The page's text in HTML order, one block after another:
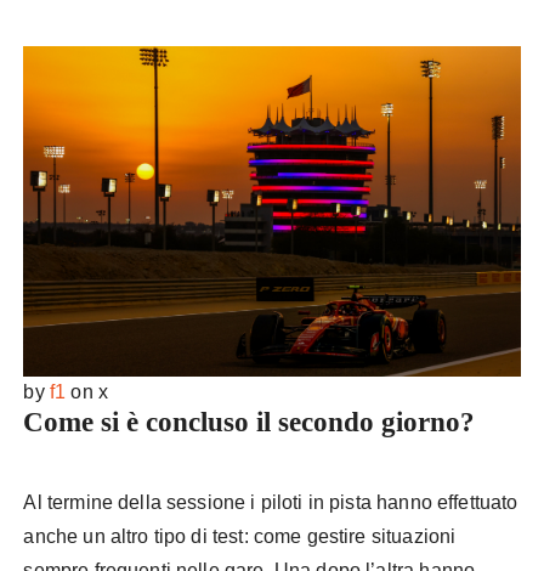
by f1 on x
Come si è concluso il secondo giorno?
Al termine della sessione i piloti in pista hanno effettuato
anche un altro tipo di test: come gestire situazioni